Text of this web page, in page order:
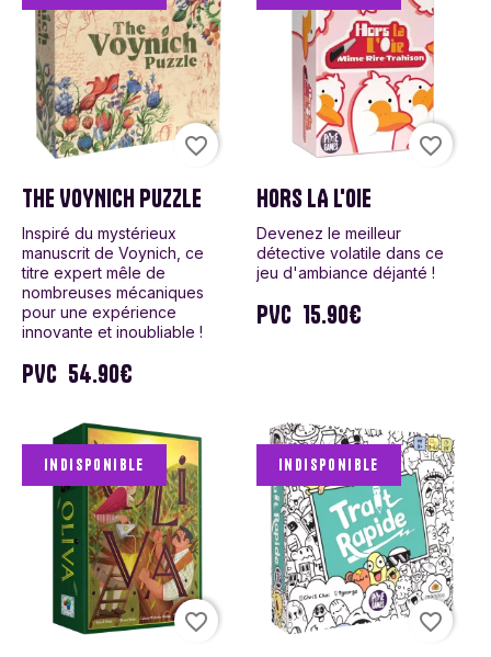
THE VOYNICH PUZZLE
Inspiré du mystérieux
manuscrit de Voynich, ce
titre expert mêle de
nombreuses mécaniques
pour une expérience
innovante et inoubliable !
PVC 54.90€
favorite_border
HORS LA L'OIE
Devenez le meilleur
détective volatile dans ce
jeu d'ambiance déjanté !
PVC 15.90€
favorite_border
Indisponible
favorite_border
Indisponible
favorite_border